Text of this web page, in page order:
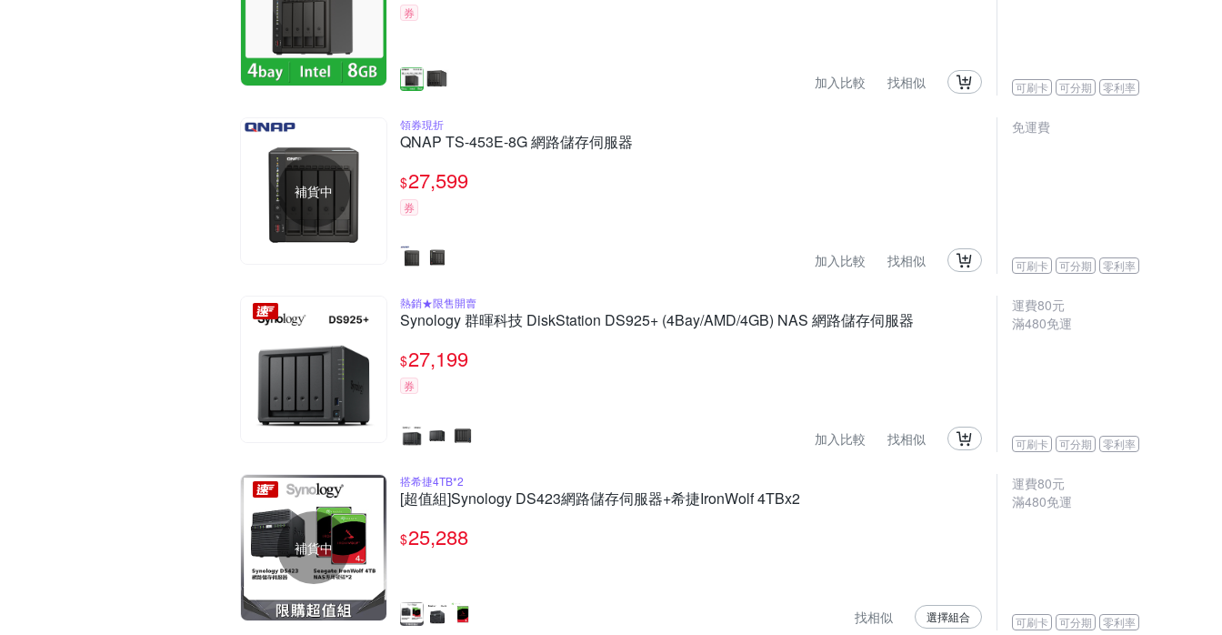
券
加入比較 找相似 可刷卡 可分期 零利率
補貨中
領券現折
QNAP TS-453E-8G 網路儲存伺服器
$27,599
券
加入比較 找相似
免運費
可刷卡 可分期 零利率
熱銷★限售開賣
Synology 群暉科技 DiskStation DS925+ (4Bay/AMD/4GB) NAS 網路儲存伺服器
$27,199
券
加入比較 找相似
運費80元
滿480免運
可刷卡 可分期 零利率
補貨中
搭希捷4TB*2
[超值組]Synology DS423網路儲存伺服器+希捷IronWolf 4TBx2
$25,288
找相似 選擇組合
運費80元
滿480免運
可刷卡 可分期 零利率